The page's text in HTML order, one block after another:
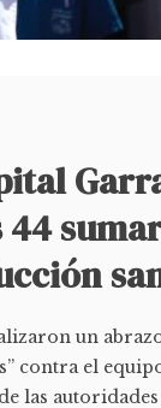
un
contra el
las